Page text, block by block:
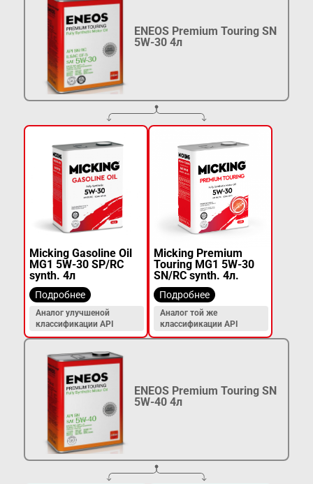
ENEOS Premium Touring SN
5W-30 4л
Micking Gasoline Oil
MG1 5W-30 SP/RC
synth. 4л
Подробнее
Аналог улучшеной
классификации API
Micking Premium
Touring MG1 5W-30
SN/RC synth. 4л.
Подробнее
Аналог той же
классификации API
ENEOS Premium Touring SN
5W-40 4л